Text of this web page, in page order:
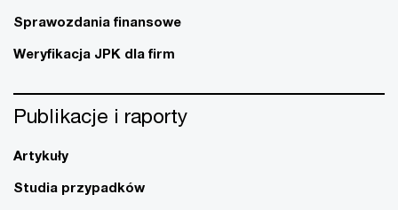
Sprawozdania finansowe
Weryfikacja JPK dla firm
Publikacje i raporty
Artykuły
Studia przypadków